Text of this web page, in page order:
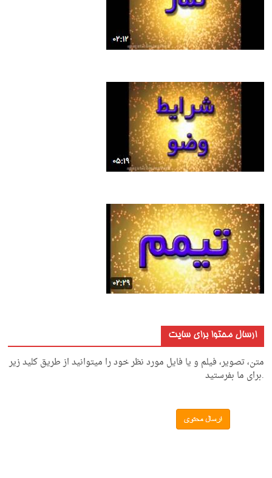
ارسال محتوا برای سایت
متن، تصویر، فیلم و یا فایل مورد نظر خود را میتوانید از طریق کلید زیر
.برای ما بفرستید